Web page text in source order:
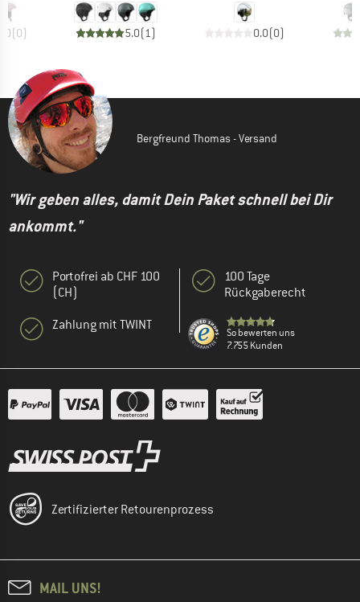
(0) 5.0(1) 0.0(0)
Bergfreund Thomas - Versand
"Wir geben alles, damit Dein Paket schnell bei Dir
ankommt."
Portofrei ab CHF 100
(CH)
Zahlung mit TWINT
100 Tage
Rückgaberecht
So bewerten uns
7.755 Kunden
Zertifizierter Retourenprozess
MAIL UNS!